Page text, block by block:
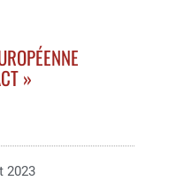
»
2023